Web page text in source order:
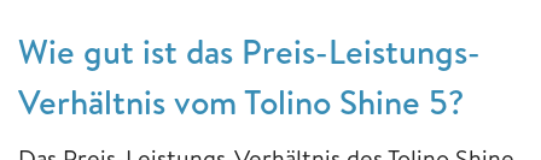
Wie gut ist das Preis-Leistungs-
Verhältnis vom Tolino Shine 5?